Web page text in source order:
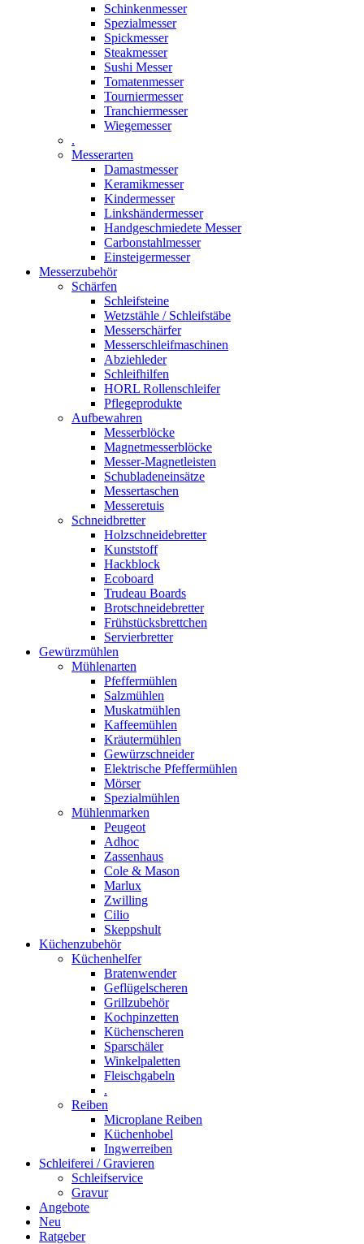
Schinkenmesser
Spezialmesser
Spickmesser
Steakmesser
Sushi Messer
Tomatenmesser
Tourniermesser
Tranchiermesser
Wiegemesser
.
Messerarten
Damastmesser
Keramikmesser
Kindermesser
Linkshändermesser
Handgeschmiedete Messer
Carbonstahlmesser
Einsteigermesser
Messerzubehör
Schärfen
Schleifsteine
Wetzstähle / Schleifstäbe
Messerschärfer
Messerschleifmaschinen
Abziehleder
Schleifhilfen
HORL Rollenschleifer
Pflegeprodukte
Aufbewahren
Messerblöcke
Magnetmesserblöcke
Messer-Magnetleisten
Schubladeneinsätze
Messertaschen
Messeretuis
Schneidbretter
Holzschneidebretter
Kunststoff
Hackblock
Ecoboard
Trudeau Boards
Brotschneidebretter
Frühstücksbrettchen
Servierbretter
Gewürzmühlen
Mühlenarten
Pfeffermühlen
Salzmühlen
Muskatmühlen
Kaffeemühlen
Kräutermühlen
Gewürzschneider
Elektrische Pfeffermühlen
Mörser
Spezialmühlen
Mühlenmarken
Peugeot
Adhoc
Zassenhaus
Cole & Mason
Marlux
Zwilling
Cilio
Skeppshult
Küchenzubehör
Küchenhelfer
Bratenwender
Geflügelscheren
Grillzubehör
Kochpinzetten
Küchenscheren
Sparschäler
Winkelpaletten
Fleischgabeln
.
Reiben
Microplane Reiben
Küchenhobel
Ingwerreiben
Schleiferei / Gravieren
Schleifservice
Gravur
Angebote
Neu
Ratgeber